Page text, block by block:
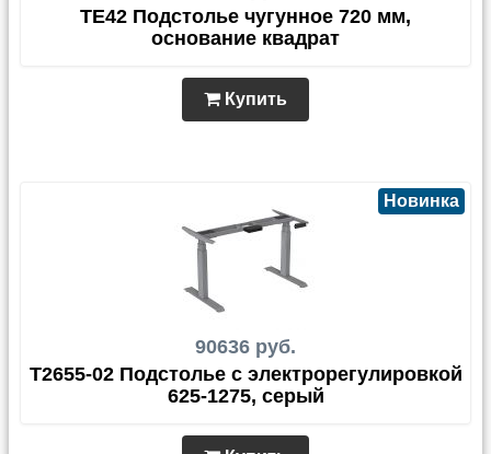
TЕ42 Подстолье чугунное 720 мм,
основание квадрат
Купить
90636 руб.
Новинка
T2655-02 Подстолье с электрорегулировкой
625-1275, серый